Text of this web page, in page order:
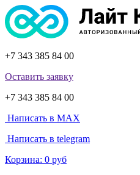
+7 343 385 84 00
Оставить заявку
+7 343 385 84 00
Написать в MAX
Написать в telegram
Корзина: 0 руб